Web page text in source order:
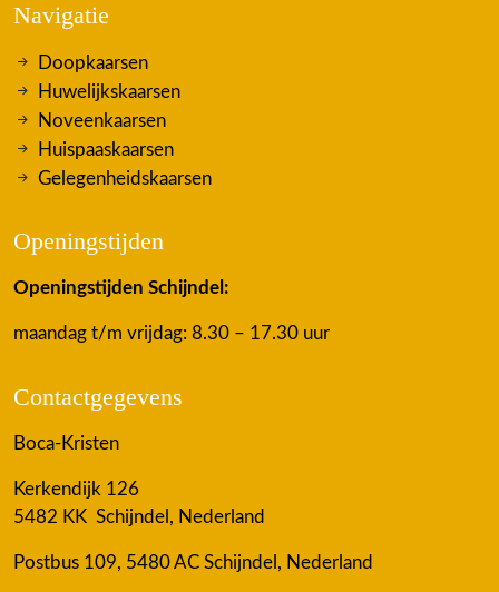
Navigatie
Doopkaarsen
Huwelijkskaarsen
Noveenkaarsen
Huispaaskaarsen
Gelegenheidskaarsen
Openingstijden
Openingstijden Schijndel:
maandag t/m vrijdag: 8.30 – 17.30 uur
Contactgegevens
Boca-Kristen
Kerkendijk 126
5482 KK Schijndel, Nederland
Postbus 109, 5480 AC Schijndel, Nederland